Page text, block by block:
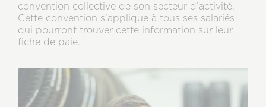
convention collective de son secteur d’activité.
Cette convention s’applique à tous ses salariés
qui pourront trouver cette information sur leur
fiche de paie.